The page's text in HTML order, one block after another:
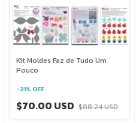
Kit Moldes Faz de Tudo Um
Pouco
-21% OFF
$70.00 USD $88.24 USD